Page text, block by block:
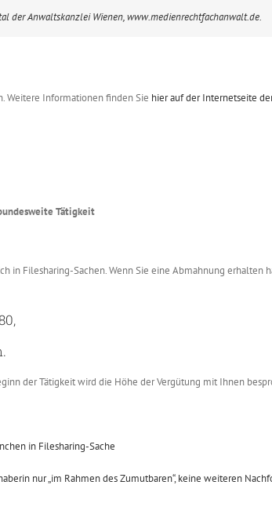
der Anwaltskanzlei Wienen, www.medienrechtfachanwalt.de.
Weitere Informationen finden Sie hier auf der Internetseite
Tätigkeit
Filesharing-Sachen. Wenn Sie eine Abmahnung erhalten
der Tätigkeit wird die Höhe der Vergütung mit Ihnen
in Filesharing-Sache
nur „im Rahmen des Zumutbaren“, keine weiteren